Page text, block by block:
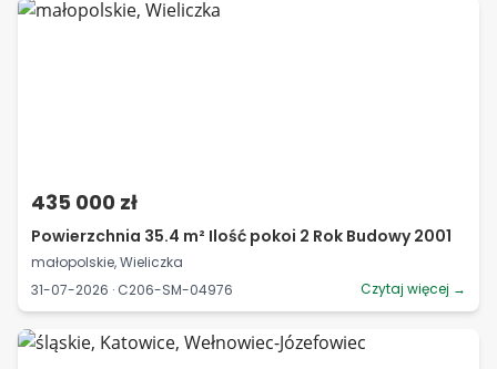
435 000 zł
Powierzchnia 35.4 m² Ilość pokoi 2 Rok Budowy 2001
małopolskie, Wieliczka
31-07-2026 · C206-SM-04976
Czytaj więcej →